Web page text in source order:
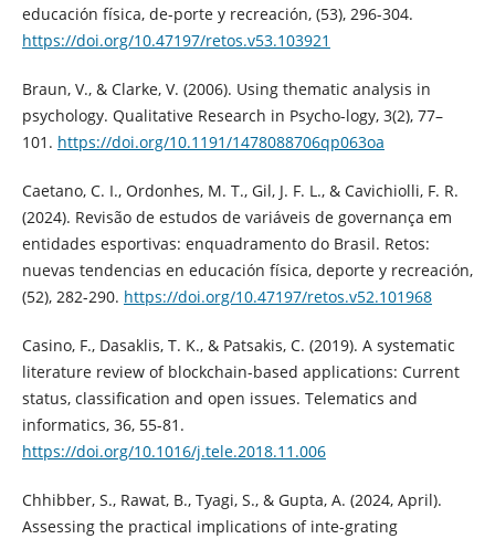
educación física, de-porte y recreación, (53), 296-304.
https://doi.org/10.47197/retos.v53.103921
Braun, V., & Clarke, V. (2006). Using thematic analysis in
psychology. Qualitative Research in Psycho-logy, 3(2), 77–
101. https://doi.org/10.1191/1478088706qp063oa
Caetano, C. I., Ordonhes, M. T., Gil, J. F. L., & Cavichiolli, F. R.
(2024). Revisão de estudos de variáveis de governança em
entidades esportivas: enquadramento do Brasil. Retos:
nuevas tendencias en educación física, deporte y recreación,
(52), 282-290. https://doi.org/10.47197/retos.v52.101968
Casino, F., Dasaklis, T. K., & Patsakis, C. (2019). A systematic
literature review of blockchain-based applications: Current
status, classification and open issues. Telematics and
informatics, 36, 55-81.
https://doi.org/10.1016/j.tele.2018.11.006
Chhibber, S., Rawat, B., Tyagi, S., & Gupta, A. (2024, April).
Assessing the practical implications of inte-grating